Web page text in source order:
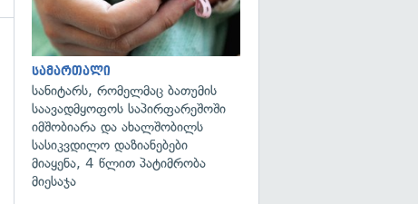
სამართალი
სანიტარს, რომელმაც ბათუმის
საავადმყოფოს საპირფარეშოში
იმშობიარა და ახალშობილს
სასიკვდილო დაზიანებები
მიაყენა, 4 წლით პატიმრობა
მიესაჯა